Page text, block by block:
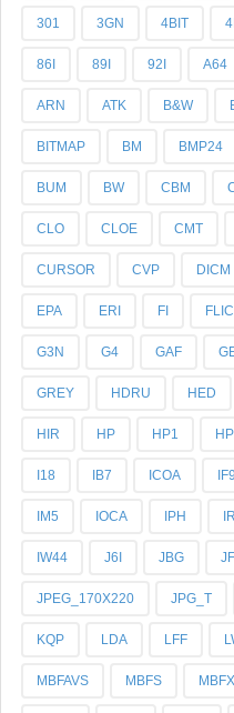
301 3GN 4BIT
86I 89I 92I A64
ARN ATK B&W
BITMAP BM BMP24
BUM BW CBM
CLO CLOE CMT
CURSOR CVP DICM
EPA ERI FI FLIC
G3N G4 GAF
GREY HDRU HED
HIR HP HP1
I18 IB7 ICOA IF9
IM5 IOCA IPH
IW44 J6I JBG
JPEG_170X220 JPG_T
KQP LDA LFF
MBFAVS MBFS MBFX